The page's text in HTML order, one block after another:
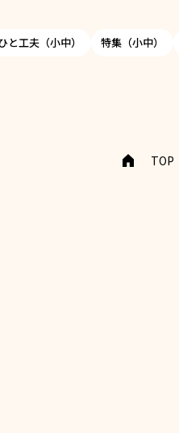
と工夫（小中） 特集（小中）
TOP